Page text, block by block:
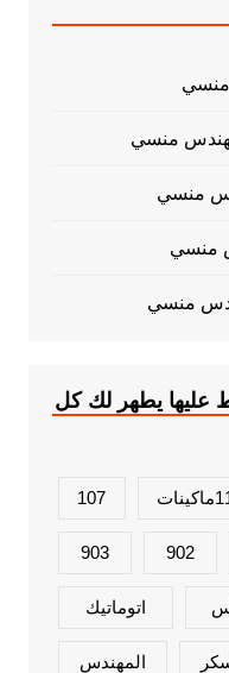
منسي
منسي
منسي
منسي
عليها يطهر لك كل
107
902
903
اتوماتيك
المهندس